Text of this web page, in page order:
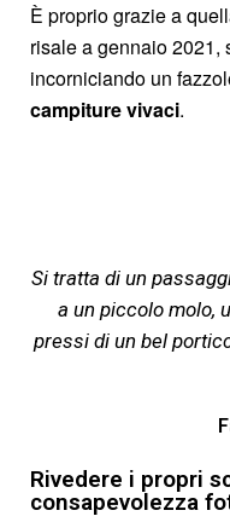
È proprio grazie a
risale a gennaio 2021,
incorniciando un
campiture vivaci.
Si tratta di un
a un piccolo molo,
pressi di un bel
Rivedere i propri
consapevolezza